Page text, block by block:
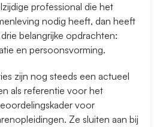
professional die het
nodig heeft, dan heeft
belangrijke opdrachten:
en persoonsvorming.
zijn nog steeds een actueel
als referentie voor het
voor
Ze sluiten aan bij